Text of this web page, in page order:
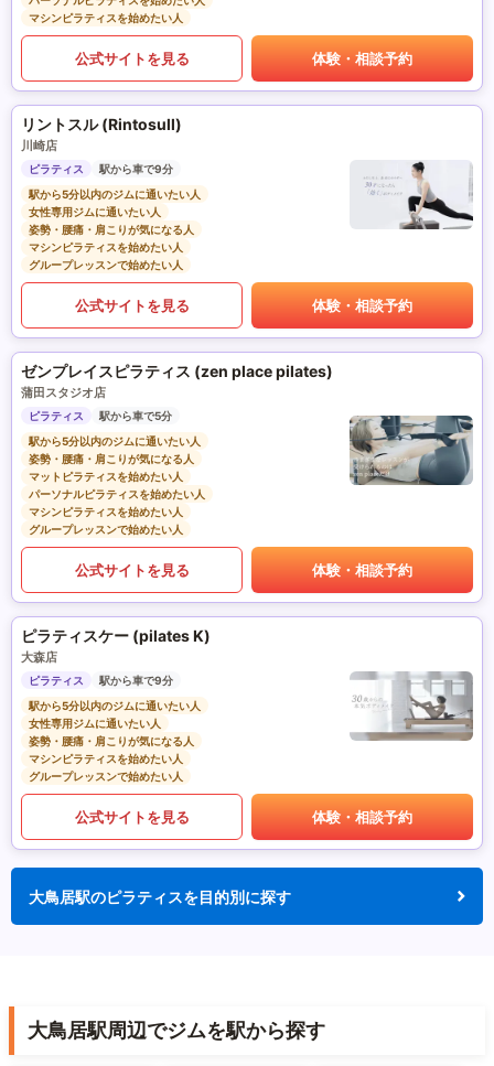
マシンピラティスを始めたい人
公式サイトを見る 体験・相談予約
リントスル (Rintosull)
川崎店
ピラティス
駅から車で9分
駅から5分以内のジムに通いたい人
女性専用ジムに通いたい人
姿勢・腰痛・肩こりが気になる人
マシンピラティスを始めたい人
グループレッスンで始めたい人
公式サイトを見る 体験・相談予約
ゼンプレイスピラティス (zen place pilates)
蒲田スタジオ店
ピラティス
駅から車で5分
駅から5分以内のジムに通いたい人
姿勢・腰痛・肩こりが気になる人
マットピラティスを始めたい人
パーソナルピラティスを始めたい人
マシンピラティスを始めたい人
グループレッスンで始めたい人
公式サイトを見る 体験・相談予約
ピラティスケー (pilates K)
大森店
ピラティス
駅から車で9分
駅から5分以内のジムに通いたい人
女性専用ジムに通いたい人
姿勢・腰痛・肩こりが気になる人
マシンピラティスを始めたい人
グループレッスンで始めたい人
公式サイトを見る 体験・相談予約
大鳥居駅のピラティスを目的別に探す
大鳥居駅周辺でジムを駅から探す